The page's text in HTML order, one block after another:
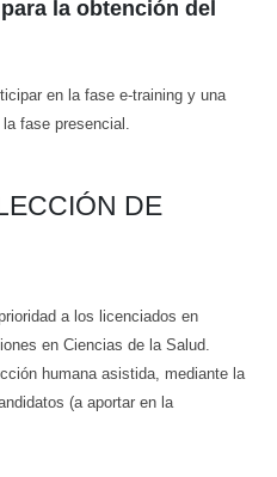
la obtención del
en la fase e-training y una
fase presencial.
DE
a los licenciados en
en Ciencias de la Salud.
humana asistida, mediante la
(a aportar en la